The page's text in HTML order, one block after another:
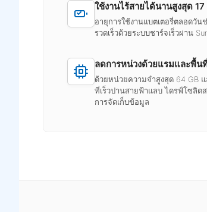
ใช้งานไร้สายได้นานสูงสุด 17
อายุการใช้งานแบตเตอรี่ตลอดวั
รวดเร็วด้วยระบบชาร์จเร็วผ่าน
ลดการหน่วงด้วยแรมและพื้น
ด้วยหน่วยความจำสูงสุด 64 GB
ที่เร็วปานสายฟ้าแลบ ไดรฟ์โซลิด
การจัดเก็บข้อมูล